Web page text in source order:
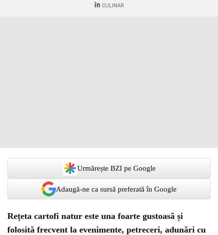
în CULINAR
Urmărește BZI pe Google
Adaugă-ne ca sursă preferată în Google
Rețeta cartofi natur este una foarte gustoasă și
folosită frecvent la evenimente, petreceri, adunări cu